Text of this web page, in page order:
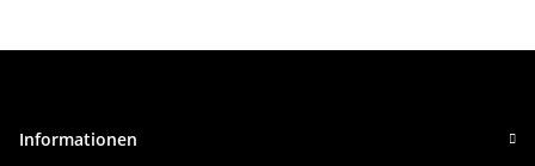
Informationen